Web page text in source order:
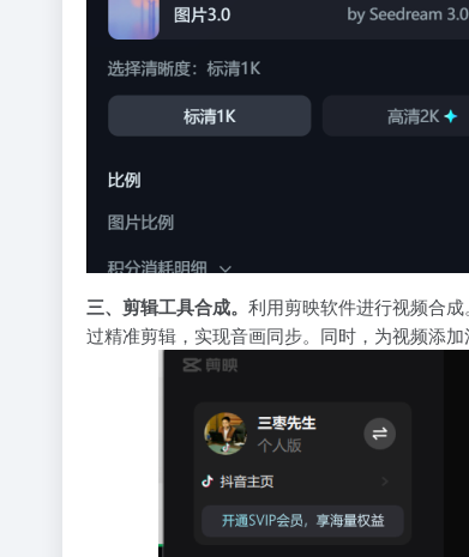
三、剪辑工具合成。 利用剪映软件进行视频合
过精准剪辑，实现音画同步。同时，为视频添